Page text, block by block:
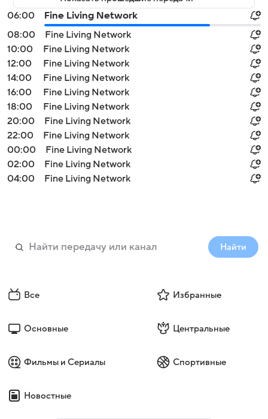
06:00
Fine Living Network
08:00
Fine Living Network
10:00
Fine Living Network
12:00
Fine Living Network
14:00
Fine Living Network
16:00
Fine Living Network
18:00
Fine Living Network
20:00
Fine Living Network
22:00
Fine Living Network
00:00
Fine Living Network
02:00
Fine Living Network
04:00
Fine Living Network
Найти
Все Избранные
Основные Центральные
Фильмы и Сериалы Спортивные
Новостные